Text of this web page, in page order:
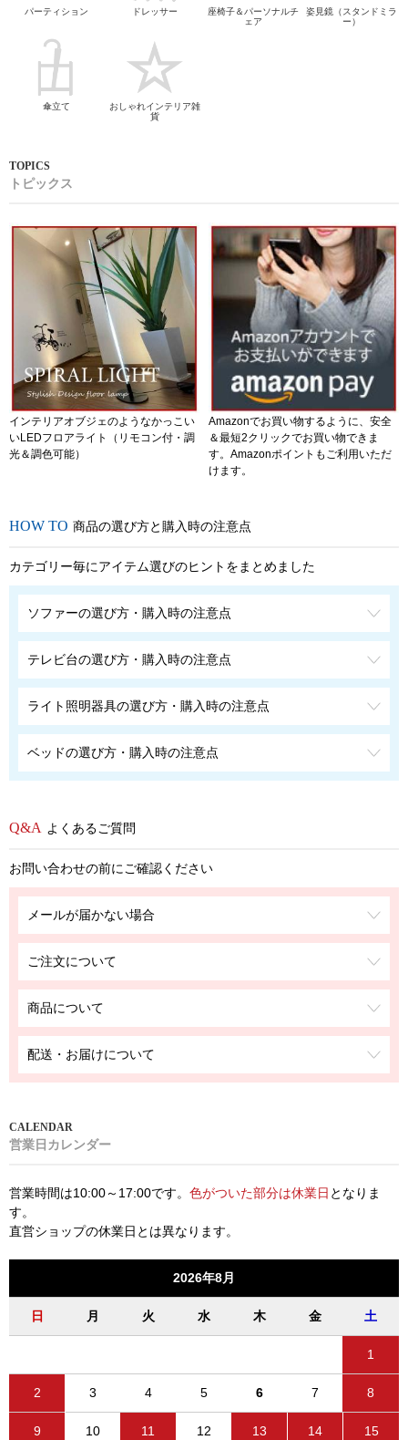
パーティション ドレッサー
座椅子＆パーソナルチ
ェア
姿見鏡（スタンドミラ
ー）
傘立て
おしゃれインテリア雑
貨
トピックス
インテリアオブジェのようなかっこい
いLEDフロアライト（リモコン付・調
光＆調色可能）
Amazonでお買い物するように、安全
＆最短2クリックでお買い物できま
す。Amazonポイントもご利用いただ
けます。
商品の選び方と購入時の注意点
カテゴリー毎にアイテム選びのヒントをまとめました
ソファーの選び方・購入時の注意点
テレビ台の選び方・購入時の注意点
ライト照明器具の選び方・購入時の注意点
ベッドの選び方・購入時の注意点
よくあるご質問
お問い合わせの前にご確認ください
メールが届かない場合
ご注文について
商品について
配送・お届けについて
営業日カレンダー
営業時間は10:00～17:00です。 色がついた部分は休業日 となりま
す。
直営ショップの休業日とは異なります。
2026年8月
日 月 火 水 木 金 土
1
2 3 4 5 6 7 8
9 10 11 12 13 14 15